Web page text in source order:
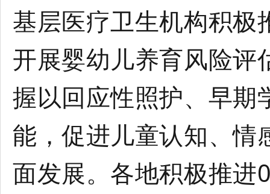
基层医疗卫生机构积极
开展婴幼儿养育风险评
握以回应性照护、早期
能，促进儿童认知、情
面发展。各地积极推进